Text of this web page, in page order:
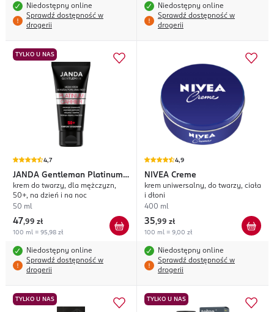
Niedostępny online
Sprawdź dostępność w
drogerii
Niedostępny online
Sprawdź dostępność w
drogerii
TYLKO U NAS
4,7
JANDA Gentleman Platinum
Carrier
krem do twarzy, dla mężczyzn,
50+, na dzień i na noc
50 ml
47,99 zł
100 ml = 95,98 zł
Niedostępny online
Sprawdź dostępność w
drogerii
4,9
NIVEA Creme
krem uniwersalny, do twarzy, ciała
i dłoni
400 ml
35,99 zł
100 ml = 9,00 zł
Niedostępny online
Sprawdź dostępność w
drogerii
TYLKO U NAS TYLKO U NAS